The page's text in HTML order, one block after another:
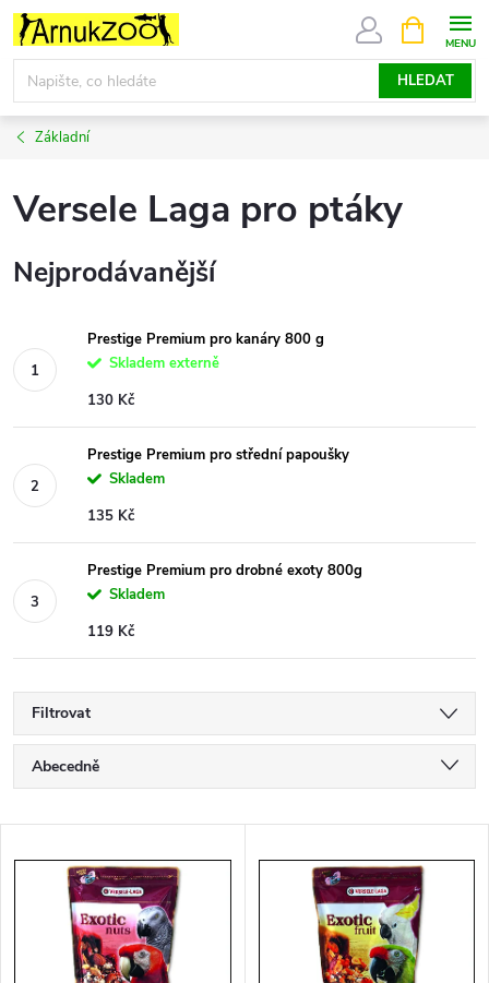
Přejít
obsah
HLEDAT
NÁKUPNÍ
KOŠÍK
Základní
Versele Laga pro ptáky
Nejprodávanější
Prestige Premium pro kanáry 800 g
Skladem externě
130 Kč
Prestige Premium pro střední papoušky
Skladem
135 Kč
Prestige Premium pro drobné exoty 800g
Skladem
119 Kč
Filtrovat
Ř
a
z
Abecedně
Nejprodávanější
V